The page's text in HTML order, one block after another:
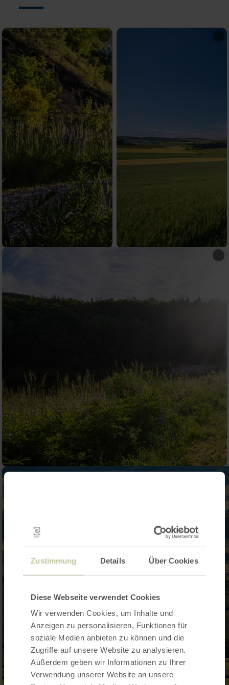
Zustimmung Details Über Cookies
Diese Webseite verwendet Cookies
Wir verwenden Cookies, um Inhalte und
Anzeigen zu personalisieren, Funktionen für
soziale Medien anbieten zu können und die
Zugriffe auf unsere Website zu analysieren.
Außerdem geben wir Informationen zu Ihrer
Verwendung unserer Website an unsere